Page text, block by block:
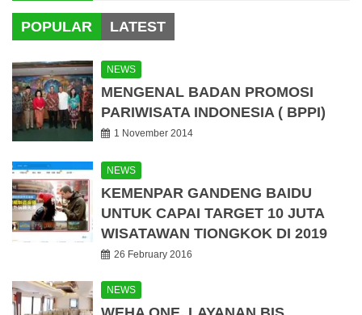
POPULAR LATEST
NEWS
MENGENAL BADAN PROMOSI
PARIWISATA INDONESIA ( BPPI)
1 November 2014
NEWS
KEMENPAR GANDENG BAIDU
UNTUK CAPAI TARGET 10 JUTA
WISATAWAN TIONGKOK DI 2019
26 February 2016
NEWS